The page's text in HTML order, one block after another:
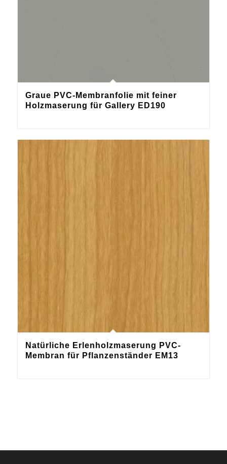
Graue PVC-Membranfolie mit feiner
Holzmaserung für Gallery ED190
Natürliche Erlenholzmaserung PVC-
Membran für Pflanzenständer EM13